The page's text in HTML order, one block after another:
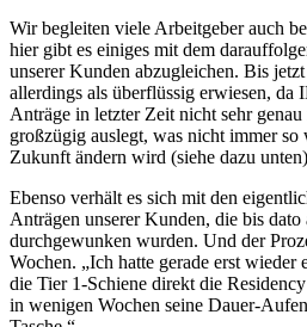
Wir begleiten viele Arbeitgeber auch
hier gibt es einiges mit dem
unserer Kunden abzugleichen. Bis
allerdings als überflüssig erwiesen, da
Anträge in letzter Zeit nicht sehr
großzügig auslegt, was nicht immer
Zukunft ändern wird (siehe dazu
Ebenso verhält es sich mit den
Anträgen unserer Kunden, die bis dato
durchgewunken wurden. Und der
Wochen. „Ich hatte gerade erst wieder
die Tier 1-Schiene direkt die
in wenigen Wochen seine Dauer-